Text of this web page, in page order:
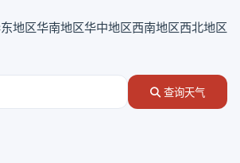
地区华南地区华中地区西南地区西北地区
查询天气